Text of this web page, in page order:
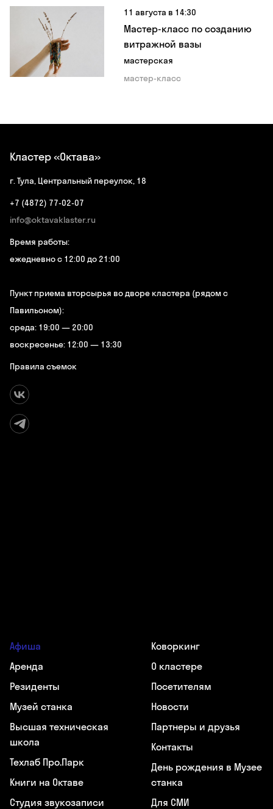
11 августа в 14:30
Мастер-класс по созданию
витражной вазы
мастерская
мастер-класс
Кластер «Октава»
г. Тула, Центральный переулок, 18
+7 (4872) 77-02-07
info@oktavaklaster.ru
Время работы:
ежедневно с 12:00 до 21:00
Пункт приема вторсырья во дворе кластера (рядом с
Павильоном):
среда: 19:00 — 20:00
воскресенье: 12:00 — 13:30
Правила съемок
Афиша
Аренда
Резиденты
Музей станка
Высшая техническая
школа
Техлаб Про.Парк
Книги на Октаве
Студия звукозаписи
Коворкинг
О кластере
Посетителям
Новости
Партнеры и друзья
Контакты
День рождения в Музее
станка
Для СМИ